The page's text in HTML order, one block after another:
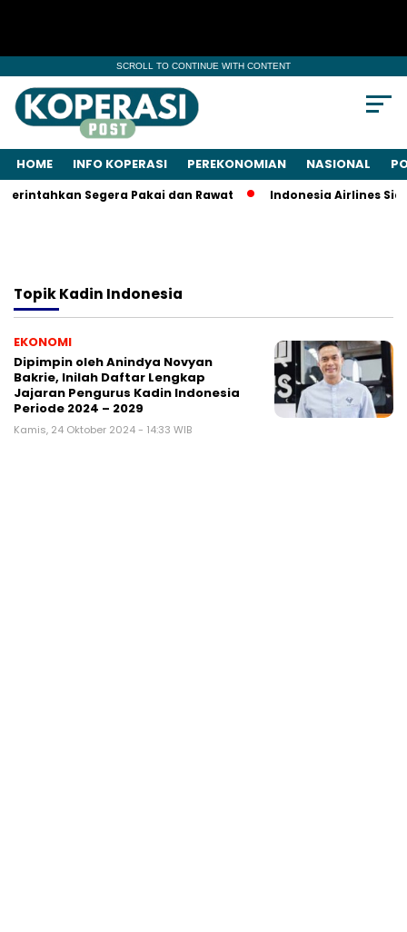
SCROLL TO CONTINUE WITH CONTENT
HOME INFO KOPERASI PEREKONOMIAN NASIONAL
Segera Pakai dan Rawat Indonesia Airlines
TopikKadin Indonesia
EKONOMI
Dipimpin oleh Anindya Novyan
Bakrie, Inilah Daftar Lengkap
Jajaran Pengurus Kadin Indonesia
Periode 2024 – 2029
Kamis, 24 Oktober 2024 - 14:33 WIB